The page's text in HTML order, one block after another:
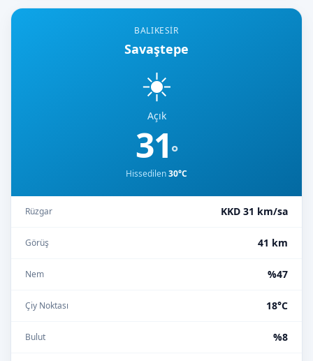
BALIKESIR
Savaştepe
☀️
Açık
31°
Hissedilen30°C
Rüzgar KKD 31 km/sa
Görüş 41 km
Nem %47
Çiy Noktası 18°C
Bulut %8